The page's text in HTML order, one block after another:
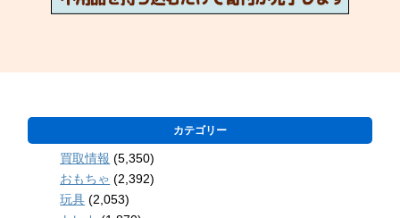
カテゴリー
買取情報 (5,350)
おもちゃ (2,392)
玩具 (2,053)